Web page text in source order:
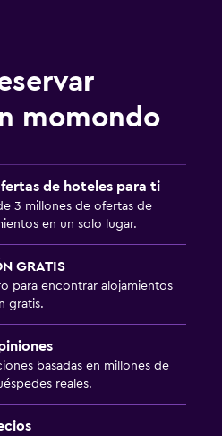
momondo
de hoteles para ti
3 millones de ofertas de
en un solo lugar.
GRATIS
para encontrar alojamientos
gratis.
basadas en millones de
reales.